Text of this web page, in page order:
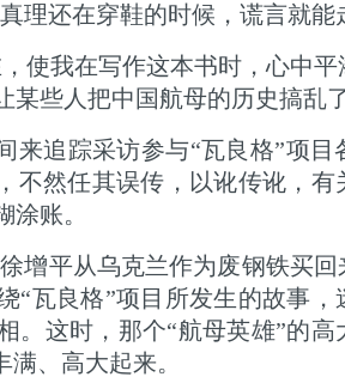
理还在穿鞋的时候，谎言就能
使我在写作这本书时，心中
些人把中国航母的历史搞乱
来追踪采访参与“瓦良格”项
不然任其误传，以讹传讹，
账。
增平从乌克兰作为废钢铁买
“瓦良格”项目所发生的故事，
。这时，那个“航母英雄”的
、高大起来。